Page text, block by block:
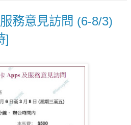
務意見訪問 (6-8/3)
]